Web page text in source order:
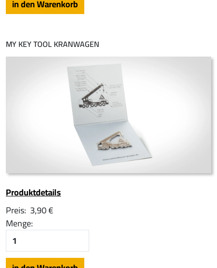
MY KEY TOOL KRANWAGEN
Produktdetails
Preis: 3,90 €
Menge: